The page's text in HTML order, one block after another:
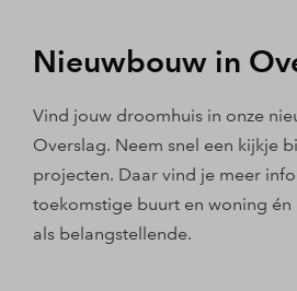
Nieuwbouw in
Vind jouw droomhuis in onze
Overslag. Neem snel een kijkje
projecten. Daar vind je meer
toekomstige buurt en woning én
als belangstellende.